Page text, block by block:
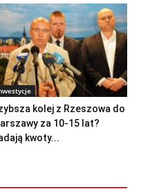
kolej z Rzeszowa do
za 10-15 lat?
kwoty...